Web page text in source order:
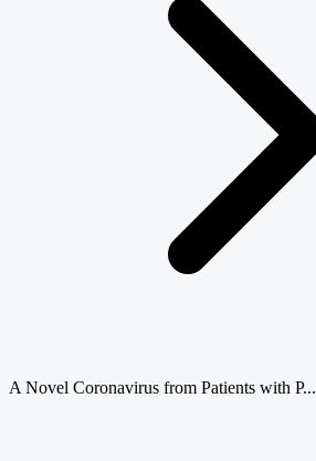
A Novel Coronavirus from Patients with P...